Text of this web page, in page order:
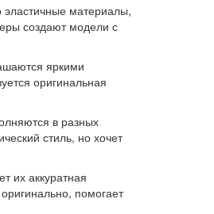
материалы,
создают модели с
яркими
оригинальная
в разных
стиль, но хочет
их аккуратная
помогает